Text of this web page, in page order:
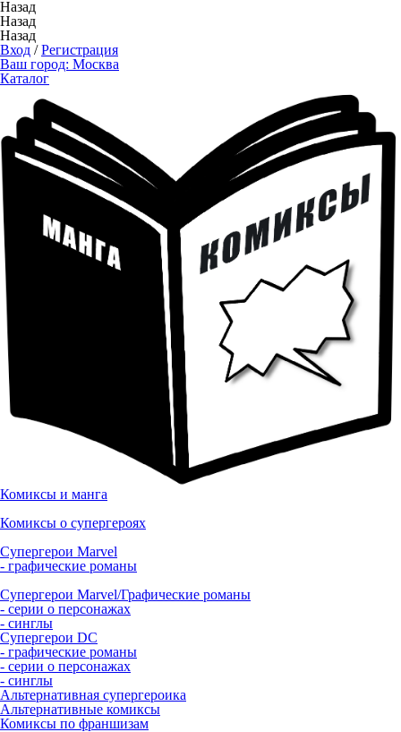
Назад
Назад
Назад
Вход /Регистрация
Ваш город: Москва
Каталог
Комиксы и манга
Комиксы о супергероях
Супергерои Marvel
- графические романы
Супергерои Marvel/Графические романы
- серии о персонажах
- синглы
Супергерои DC
- графические романы
- серии о персонажах
- синглы
Альтернативная супергероика
Альтернативные комиксы
Комиксы по франшизам